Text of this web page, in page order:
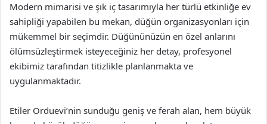
Modern mimarisi ve şık iç tasarımıyla her türlü etkinliğe ev
sahipliği yapabilen bu mekan, düğün organizasyonları için
mükemmel bir seçimdir. Düğününüzün en özel anlarını
ölümsüzleştirmek isteyeceğiniz her detay, profesyonel
ekibimiz tarafından titizlikle planlanmakta ve
uygulanmaktadır.
Etiler Orduevi’nin sunduğu geniş ve ferah alan, hem büyük